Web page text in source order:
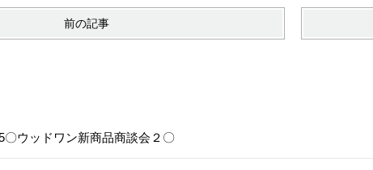
前の記事
〇ウッドワン新商品商談会２〇